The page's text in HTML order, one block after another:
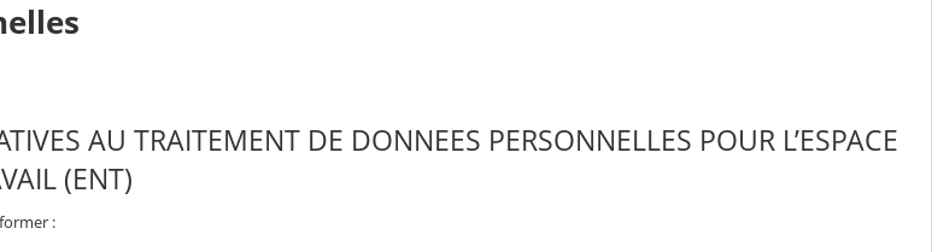
AU TRAITEMENT DE DONNEES PERSONNELLES POUR L’ESPACE
(ENT)
: